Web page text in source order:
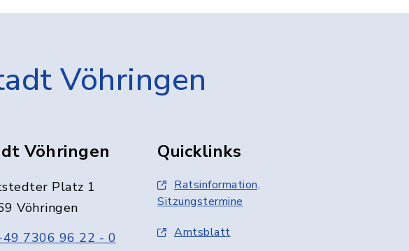
Vöhringen
Vöhringen
Platz 1
Vöhringen
7306 96 22 - 0
Quicklinks
Ratsinformation,
Sitzungstermine
Amtsblatt